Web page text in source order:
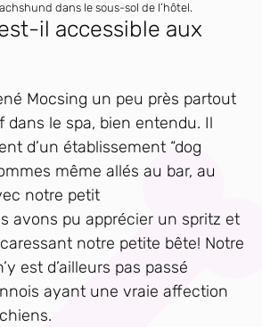
dans le sous-sol de l’hôtel.
il accessible aux
Mocsing un peu près partout
dans le spa, bien entendu. Il
d’un établissement “dog
même allés au bar, au
notre petit
avons pu apprécier un spritz et
notre petite bête! Notre
est d’ailleurs pas passé
ayant une vraie affection